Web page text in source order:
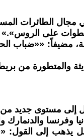
في مجال الطائرات
بخطوات على الروس».»
مضيفاً: ««ضباب
والمتطورة من
إلى مستوى جديد من
والدنمارك
يذهب إلى القول: